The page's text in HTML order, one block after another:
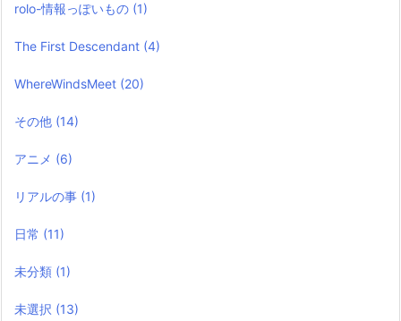
rolo-情報っぽいもの (1)
The First Descendant (4)
WhereWindsMeet (20)
その他 (14)
アニメ (6)
リアルの事 (1)
日常 (11)
未分類 (1)
未選択 (13)